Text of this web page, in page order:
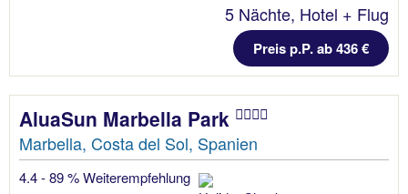
5 Nächte, Hotel + Flug
Preis p.P. ab 436 €
AluaSun Marbella Park
Marbella, Costa del Sol, Spanien
4.4 - 89 % Weiterempfehlung